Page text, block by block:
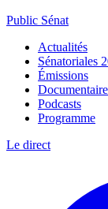
Public Sénat
Actualités
Sénatoriales
Émissions
Podcasts
Programme
Le direct